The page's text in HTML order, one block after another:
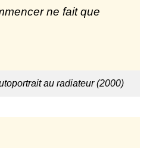
ne fait que
au radiateur (2000)